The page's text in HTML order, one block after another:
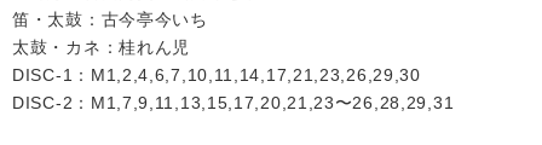
笛・太鼓：古今亭今いち
太鼓・カネ：桂れん児
DISC-1：M1,2,4,6,7,10,11,14,17,21,23,26,29,30
DISC-2：M1,7,9,11,13,15,17,20,21,23〜26,28,29,31